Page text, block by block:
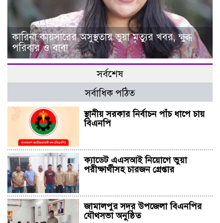
কারিনা কায়সারের অসুস্থতায় ভুয়া মৃত্যুর খবর, ক্ষুব্ধ
পরিবার ও বাবা
সর্বশেষ
সর্বাধিক পঠিত
স্থানীয় সরকার নির্বাচন পাঁচ ধাপে চায়
বিএনপি
ক্যাডেট এএসআই নিয়োগে ভুয়া
পরীক্ষার্থীসহ চারজন গ্রেপ্তার
জামালপুর সদর উপজেলা বিএনপির
যৌথসভা অনুষ্ঠিত